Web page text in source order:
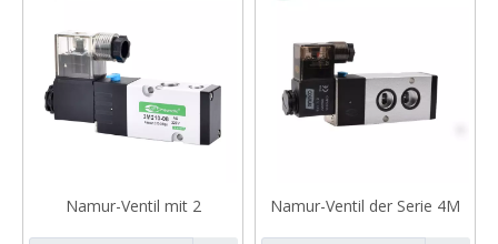
Namur-Ventil mit 2
Namur-Ventil der Serie 4M